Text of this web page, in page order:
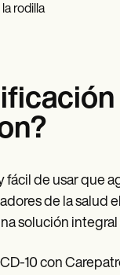
rodilla
de usar que
de la
solución
10 con